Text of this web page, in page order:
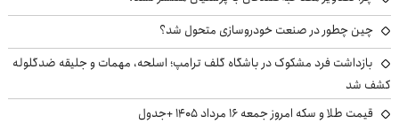
چین چطور در صنعت خودروسازی متحول شد؟
بازداشت فرد مشکوک در باشگاه گلف ترامپ؛ اسلحه، مهمات و جلیقه ضدگلوله
کشف شد
قیمت طلا و سکه امروز جمعه ۱۶ مرداد ۱۴۰۵ +جدول